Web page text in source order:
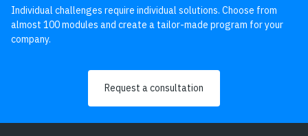
Individual challenges require individual solutions. Choose from
almost 100 modules and create a tailor-made program for your
company.
Request a consultation